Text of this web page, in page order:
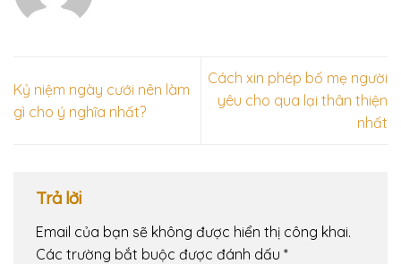
Kỷ niệm ngày cưới nên làm
gì cho ý nghĩa nhất?
Cách xin phép bố mẹ người
yêu cho qua lại thân thiện
nhất
Trả lời
Email của bạn sẽ không được hiển thị công khai.
Các trường bắt buộc được đánh dấu *